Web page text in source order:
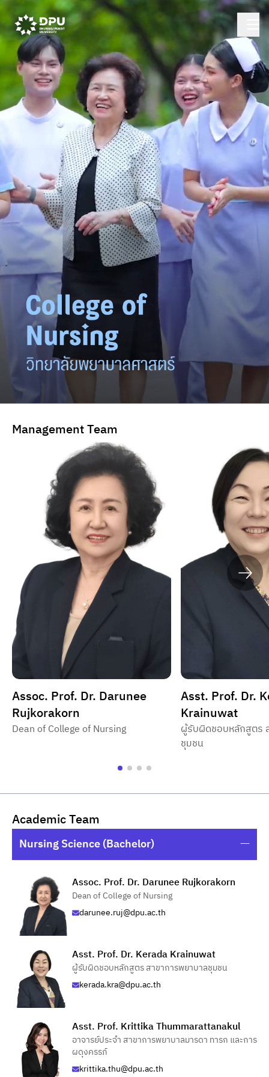
Management Team
Assoc. Prof. Dr. Darunee
Rujkorakorn
Dean of College of Nursing
Asst. Prof. Dr.
Krainuwat
ผู้รับผิดชอบหลักสูตร
ชุมชน
Academic Team
Nursing Science (Bachelor)
Assoc. Prof. Dr. Darunee Rujkorakorn
Dean of College of Nursing
darunee.ruj@dpu.ac.th
Asst. Prof. Dr. Kerada Krainuwat
ผู้รับผิดชอบหลักสูตร สาขาการพยาบาลชุมชน
kerada.kra@dpu.ac.th
Asst. Prof. Krittika Thummarattanakul
อาจารย์ประจำ สาขาการพยาบาลมารดา ทารก และการ
ผดุงครรภ์
krittika.thu@dpu.ac.th